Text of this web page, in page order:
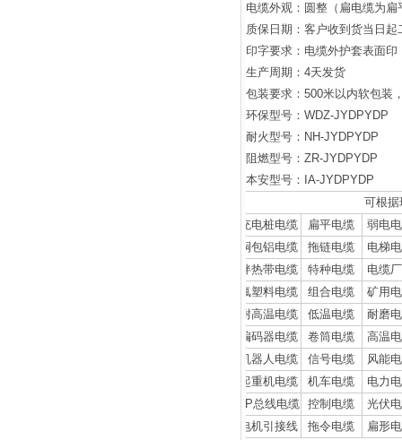
电缆外观：圆整（扁电缆为扁
质保日期：客户收到货当日起
印字要求：电缆外护套表面
生产周期： 4天发货
包装要求： 500米以内软包装
环保型号： WDZ-JYDPYDP
耐火型号： NH-JYDPYDP
阻燃型号： ZR-JYDPYDP
本安型号： IA-JYDPYDP
可根
充电桩电缆
扁平电缆
弱电
铜包铝电缆
拖链电缆
电梯
伴热带电缆
特种电缆
电缆
氟塑料电缆
组合电缆
矿用
耐高温电缆
低温电缆
耐磨
编码器电缆
卷筒电缆
高温
机器人电缆
信号电缆
风能
起重机电缆
机车电缆
电力
DP总线电缆 控制电缆
光伏
电机引接线
拖令电缆 扁形